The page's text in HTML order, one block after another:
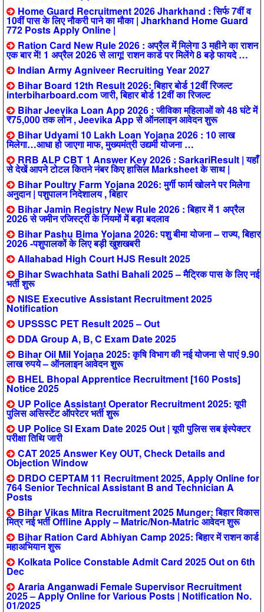
Home Guard Recruitment 2026 Jharkhand : सिर्फ 7वीं व
10वीं पास के लिए नौकरी पाने का मौका | Jharkhand Home Guard
772 Posts Apply Online |
Ration Card New Rule 2026 : अप्रैल में मिलेगा 3 महीने का राशन
एक बार में! 1 अप्रैल 2026 से लागू! राशन कार्ड पर मिलेंगे 8 बड़े फायदे …
Indian Army Agniveer Recruiting Year 2027
Bihar Board 12th Result 2026: बिहार बोर्ड 12वीं रिजल्ट
interbiharboard.com जारी, बिहार बोर्ड 12वीं का रिजल्ट
Bihar Jeevika Loan App 2026 : जीविका महिलाओं को 48 घंटे में
₹75,000 तक लोन , Jeevika App से ऑनलाइन आवेदन शुरू
Bihar Udyami 10 Lakh Loan Yojana 2026 : 10 लाख
मिलेगा…आधा हो जाएगा माफ, मुख्यमंत्री उद्यमी योजना …
RRB ALP CBT 1 Answer Key 2026 : SarkariResult | यहाँ
से देखें आपने टोटल कितने नंबर किए हासिल Marksheet के साथ |
Bihar Poultry Farm Yojana 2026: मुर्गी फार्म खोलने पर मिलेगा
अनुदान | पशुपालन निदेशालय , बिहार
Bihar Jamin Registry New Rule 2026 : बिहार में 1 अप्रैल
2026 से जमीन रजिस्ट्री के नियमों में बड़ा बदलाव
Bihar Pashu Bima Yojana 2026: पशु बीमा योजना – राज्य, बिहार
2026 -पशुपालकों के लिए बड़ी खुशखबरी
Allahabad High Court HJS Result 2025
Bihar Swachhata Sathi Bahali 2025 – मैट्रिक पास के लिए नई
भर्ती शुरू
NISE Executive Assistant Recruitment 2025
Notification
UPSSSC PET Result 2025 – Out
DDA Group A, B, C Exam Date 2025
Bihar Oil Mil Yojana 2025: कृषि विभाग की नई योजना से पाएं 9.90
लाख रुपये – ऑनलाइन आवेदन शुरू
BHEL Bhopal Apprentice Recruitment [160 Posts]
Notice 2025
UP Police Assistant Operator Recruitment 2025: यूपी
पुलिस असिस्टेंट ऑपरेटर भर्ती शुरू
UP Police SI Exam Date 2025 Out | यूपी पुलिस सब इंस्पेक्टर
परीक्षा तिथि जारी
CAT 2025 Answer Key OUT, Check Details and
Objection Window
DRDO CEPTAM 11 Recruitment 2025, Apply Online for
764 Senior Technical Assistant B and Technician A
Posts
Bihar Vikas Mitra Recruitment 2025 Munger: बिहार विकास
मित्र नई भर्ती Offline Apply – Matric/Non-Matric आवेदन शुरू
Bihar Ration Card Abhiyan Camp 2025: बिहार में राशन कार्ड
महाअभियान शुरू
Kolkata Police Constable Admit Card 2025 Out on 6th
Dec
Araria Anganwadi Female Supervisor Recruitment
2025 – Apply Online for Various Posts | Notification No.
01/2025